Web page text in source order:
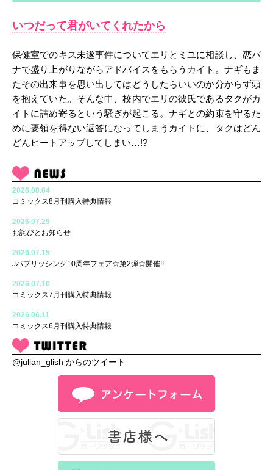
2026.08.04
コミックス8月刊購入特典情報
2026.07.29
お詫びとお知らせ
2026.07.15
Jパブリッシング10周年フェア☆第2弾☆開催!!
2026.07.10
コミックス7月刊購入特典情報
2026.06.11
コミックス6月刊購入特典情報
@julian_glish からのツイート
いつだって君がいてくれたから
保健室でのキス未遂事件についてエリとミユに相談し、恋バ
ナで盛り上がりながらアドバイスをもらうカイト。ナギもま
たその出来事を思い出してはどうしたらいいのか分からず頭
を抱えていた。そんな中、校内でエリの彼氏であるタクがカ
イトに詰め寄るという騒ぎが起こる。ナギとの約束を守るた
めに要領を得ない返答になってしまうカイトに、タクはどん
どんヒートアップしてしまい…!?